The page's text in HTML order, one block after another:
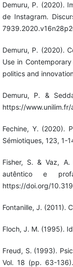
Demuru, P. (2020).
de Instagram.
Demuru, P. (2020).
Use in
politics and
Demuru, P. &
https://
Fechine, Y. (2020).
Sémiotiques, 123, 1-
Fisher, S. & Vaz,
autêntico e
https://doi.org/
Fontanille, J. (2011).
Floch, J. M. (1995).
Freud, S. (1993).
Vol. 18 (pp. 63-